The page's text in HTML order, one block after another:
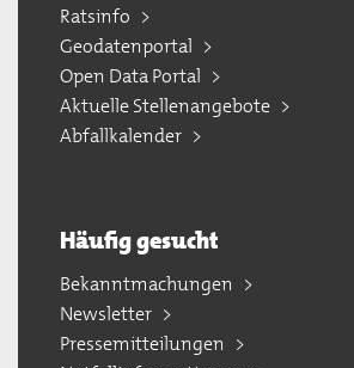
Ratsinfo
Geodatenportal
Open Data Portal
Aktuelle Stellenangebote
Abfallkalender
Häufig gesucht
Bekanntmachungen
Newsletter
Pressemitteilungen